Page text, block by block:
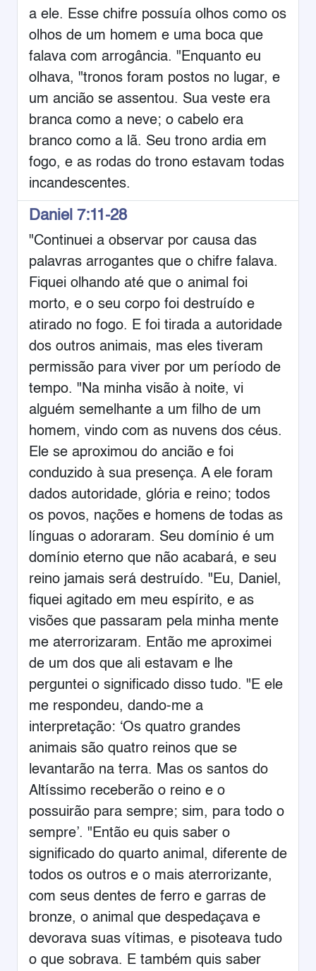
a ele. Esse chifre possuía olhos como os
olhos de um homem e uma boca que
falava com arrogância. "Enquanto eu
olhava, "tronos foram postos no lugar, e
um ancião se assentou. Sua veste era
branca como a neve; o cabelo era
branco como a lã. Seu trono ardia em
fogo, e as rodas do trono estavam todas
incandescentes.
Daniel 7:11-28
"Continuei a observar por causa das
palavras arrogantes que o chifre falava.
Fiquei olhando até que o animal foi
morto, e o seu corpo foi destruído e
atirado no fogo. E foi tirada a autoridade
dos outros animais, mas eles tiveram
permissão para viver por um período de
tempo. "Na minha visão à noite, vi
alguém semelhante a um filho de um
homem, vindo com as nuvens dos céus.
Ele se aproximou do ancião e foi
conduzido à sua presença. A ele foram
dados autoridade, glória e reino; todos
os povos, nações e homens de todas as
línguas o adoraram. Seu domínio é um
domínio eterno que não acabará, e seu
reino jamais será destruído. "Eu, Daniel,
fiquei agitado em meu espírito, e as
visões que passaram pela minha mente
me aterrorizaram. Então me aproximei
de um dos que ali estavam e lhe
perguntei o significado disso tudo. "E ele
me respondeu, dando-me a
interpretação: ‘Os quatro grandes
animais são quatro reinos que se
levantarão na terra. Mas os santos do
Altíssimo receberão o reino e o
possuirão para sempre; sim, para todo o
sempre’. "Então eu quis saber o
significado do quarto animal, diferente de
todos os outros e o mais aterrorizante,
com seus dentes de ferro e garras de
bronze, o animal que despedaçava e
devorava suas vítimas, e pisoteava tudo
o que sobrava. E também quis saber